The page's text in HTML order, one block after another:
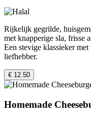
Rijkelijk gegrilde,
met knapperige sla, frisse
Een stevige klassieker
liefhebber.
€ 12.50
Homemade